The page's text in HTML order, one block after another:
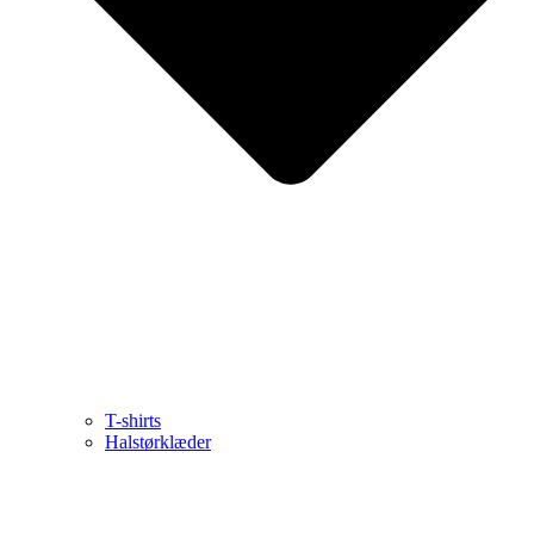
T-shirts
Halstørklæder